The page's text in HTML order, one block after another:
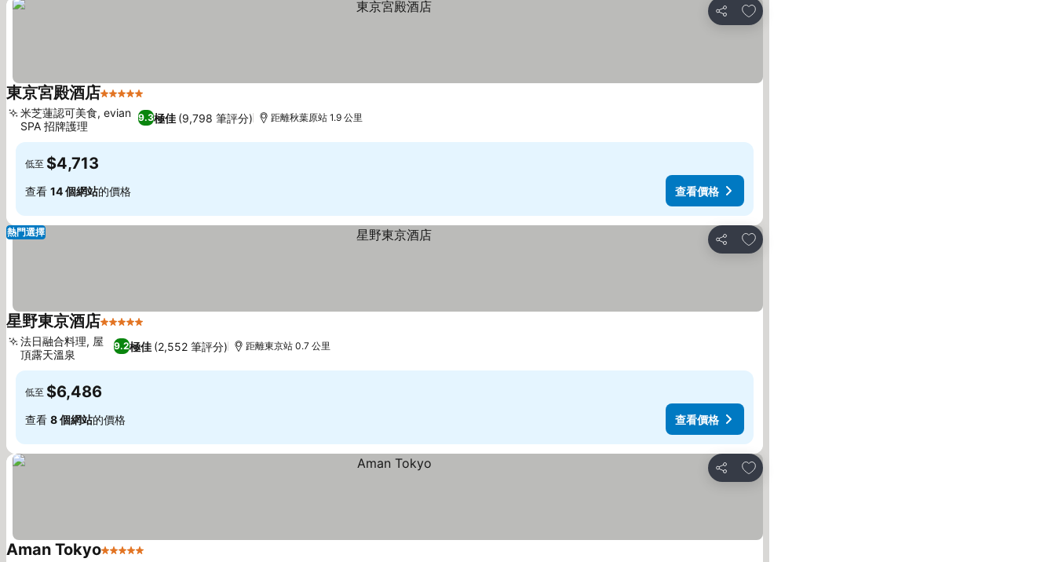
分享
放到收藏夾
東京宮殿酒店5 星級
9.3極佳 (9,798 筆評分)
米芝蓮認可美食, evian
SPA 招牌護理
距離秋葉原站 1.9 公里
低至 $4,713
查看 14 個網站的價格 查看價格
分享
放到收藏夾
熱門選擇
星野東京酒店5 星級
9.2極佳 (2,552 筆評分)
法日融合料理, 屋
頂露天溫泉
距離東京站 0.7 公里
低至 $6,486
查看 8 個網站的價格 查看價格
分享
放到收藏夾
Aman Tokyo5 星級